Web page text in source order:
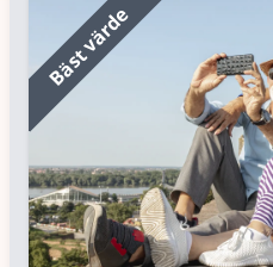
Bäst värde